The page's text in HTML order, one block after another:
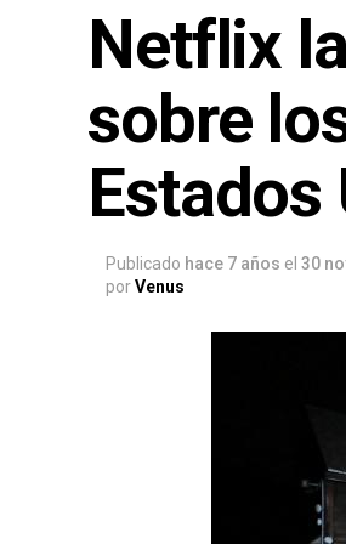
Netflix
sobre
Estados
Publicado hace 7 años el 30
porVenus